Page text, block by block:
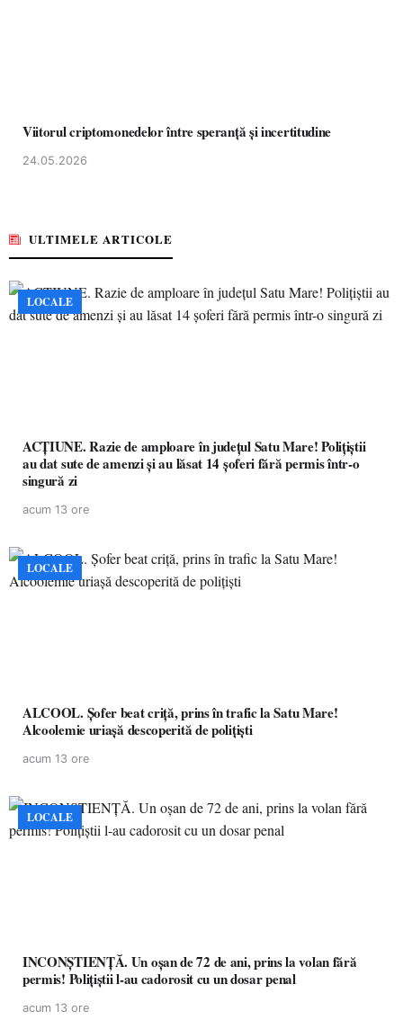
Viitorul criptomonedelor între speranță și incertitudine
24.05.2026
ULTIMELE ARTICOLE
LOCALE
ACȚIUNE. Razie de amploare în județul Satu Mare! Polițiștii
au dat sute de amenzi și au lăsat 14 șoferi fără permis într-o
singură zi
acum 13 ore
LOCALE
ALCOOL. Șofer beat criță, prins în trafic la Satu Mare!
Alcoolemie uriașă descoperită de polițiști
acum 13 ore
LOCALE
INCONȘTIENȚĂ. Un oșan de 72 de ani, prins la volan fără
permis! Polițiștii l-au cadorosit cu un dosar penal
acum 13 ore